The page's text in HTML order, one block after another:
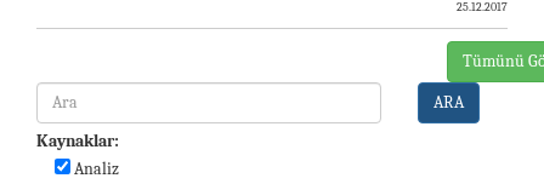
25.12.2017
Tümünü
ARA
Kaynaklar:
Analiz